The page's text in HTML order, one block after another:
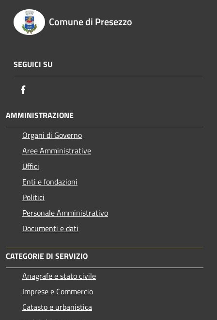
Comune di Presezzo
SEGUICI SU
AMMINISTRAZIONE
Organi di Governo
Aree Amministrative
Uffici
Enti e fondazioni
Politici
Personale Amministrativo
Documenti e dati
CATEGORIE DI SERVIZIO
Anagrafe e stato civile
Imprese e Commercio
Catasto e urbanistica